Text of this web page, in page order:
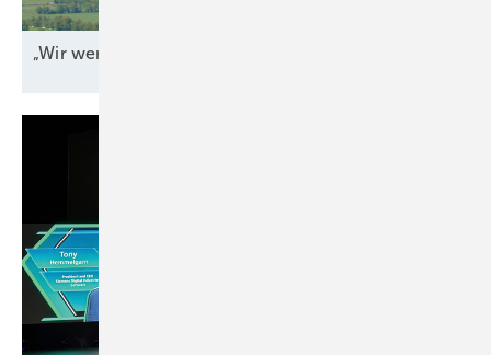
„Wir werden jeden Tag